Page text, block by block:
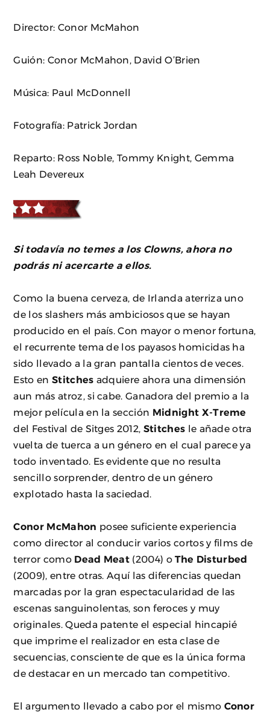
Director: Conor McMahon
Guión: Conor McMahon, David O’Brien
Música: Paul McDonnell
Fotografía: Patrick Jordan
Reparto: Ross Noble, Tommy Knight, Gemma
Leah Devereux
Si todavía no temes a los Clowns, ahora no
podrás ni acercarte a ellos.
Como la buena cerveza, de Irlanda aterriza uno
de los slashers más ambiciosos que se hayan
producido en el país. Con mayor o menor fortuna,
el recurrente tema de los payasos homicidas ha
sido llevado a la gran pantalla cientos de veces.
Esto en Stitches adquiere ahora una dimensión
aun más atroz, si cabe. Ganadora del premio a la
mejor película en la sección Midnight X-Treme
del Festival de Sitges 2012, Stitches le añade otra
vuelta de tuerca a un género en el cual parece ya
todo inventado. Es evidente que no resulta
sencillo sorprender, dentro de un género
explotado hasta la saciedad.
Conor McMahon posee suficiente experiencia
como director al conducir varios cortos y films de
terror como Dead Meat (2004) oThe Disturbed
(2009), entre otras. Aquí las diferencias quedan
marcadas por la gran espectacularidad de las
escenas sanguinolentas, son feroces y muy
originales. Queda patente el especial hincapié
que imprime el realizador en esta clase de
secuencias, consciente de que es la única forma
de destacar en un mercado tan competitivo.
El argumento llevado a cabo por el mismo Conor